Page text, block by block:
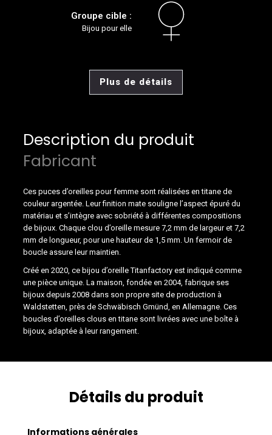
Groupe cible :
Bijou pour elle
Plus de détails
Description du produit
Fabricant
Ces puces d’oreilles pour femme sont réalisées en titane de
couleur argentée. Leur finition mate souligne l’aspect épuré du
matériau et s’intègre avec sobriété à différentes compositions
de bijoux. Chaque clou d’oreille mesure 7,2 mm de largeur et 7,2
mm de longueur, pour une hauteur de 1,5 mm. Un fermoir de
boucle assure leur maintien.
Créé en 2020, ce bijou d’oreille Titanfactory est indiqué comme
une pièce unique. La maison, fondée en 2004, fabrique ses
bijoux depuis 2008 dans son propre site de production à
Waldstetten, près de Schwäbisch Gmünd, en Allemagne. Ces
boucles d’oreilles clous en titane sont livrées avec une boîte à
bijoux, adaptée à leur rangement.
Détails du produit
Informations générales